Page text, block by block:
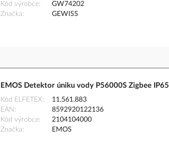
Kód výrobce
GW74202
Značka
GEWISS
EMOS Detektor úniku vody P56000S Zigbee IP65
Kód ELFETEX
11.561.883
EAN
8592920122136
Kód výrobce
2104104000
Značka
EMOS